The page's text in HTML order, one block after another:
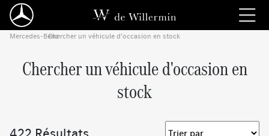
Mercedes-Benz
›
Chercher un véhicule d'occasion en stock
Chercher un véhicule d'occasion en
stock